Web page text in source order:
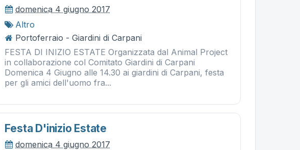
domenica 4 giugno 2017
Altro
Portoferraio - Giardini di Carpani
FESTA DI INIZIO ESTATE Organizzata dal Animal Project
in collaborazione col Comitato Giardini di Carpani
Domenica 4 Giugno alle 14.30 ai giardini di Carpani, festa
per gli amici dell'uomo fra...
Festa D'inizio Estate
domenica 4 giugno 2017